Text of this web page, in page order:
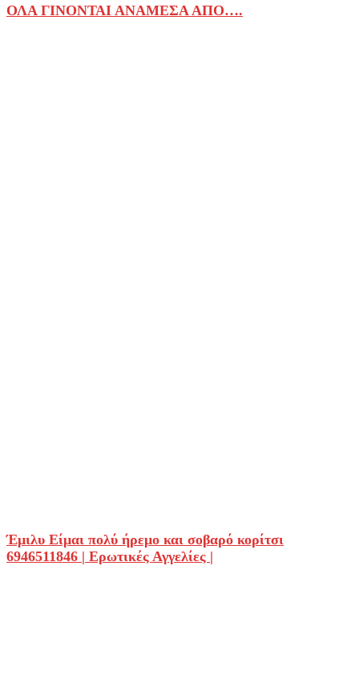
ΟΛΑ ΓΙΝΟΝΤΑΙ ΑΝΑΜΕΣΑ ΑΠΟ….
Έμιλυ Είμαι πολύ ήρεμο και σοβαρό κορίτσι
6946511846 | Ερωτικές Αγγελίες |